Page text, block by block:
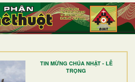
TIN MỪNG CHÚA NHẬT - LỄ
TRỌNG